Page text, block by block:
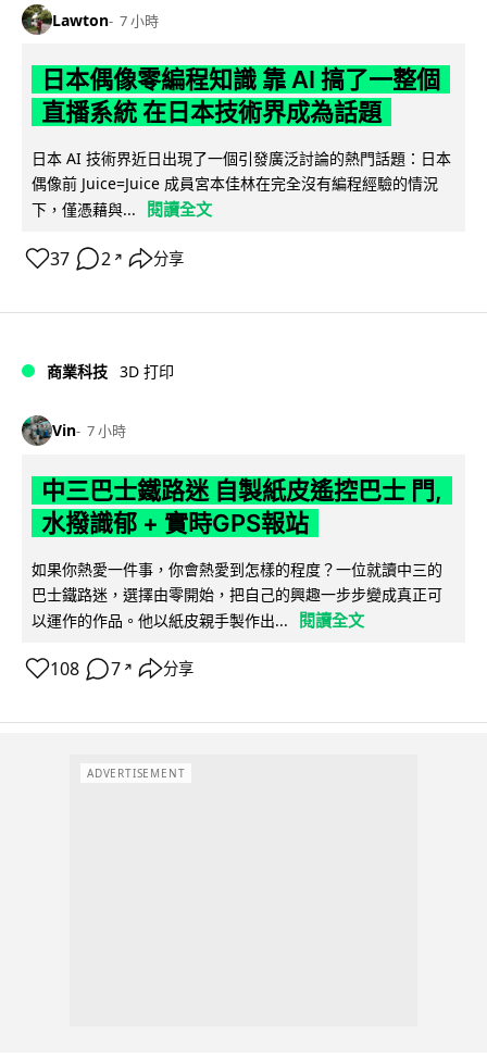
Lawton 7 小時
日本偶像零編程知識 靠 AI 搞了一整個
直播系統 在日本技術界成為話題
日本 AI 技術界近日出現了一個引發廣泛討論的熱門話題：日本
偶像前 Juice=Juice 成員宮本佳林在完全沒有編程經驗的情況
下，僅憑藉與...
閱讀全文
37 2 ↗ 分享
商業科技 3D 打印
Vin 7 小時
中三巴士鐵路迷 自製紙皮遙控巴士 門,
水撥識郁 + 實時GPS報站
如果你熱愛一件事，你會熱愛到怎樣的程度？一位就讀中三的
巴士鐵路迷，選擇由零開始，把自己的興趣一步步變成真正可
以運作的作品。他以紙皮親手製作出...
閱讀全文
108 7 ↗ 分享
ADVERTISEMENT